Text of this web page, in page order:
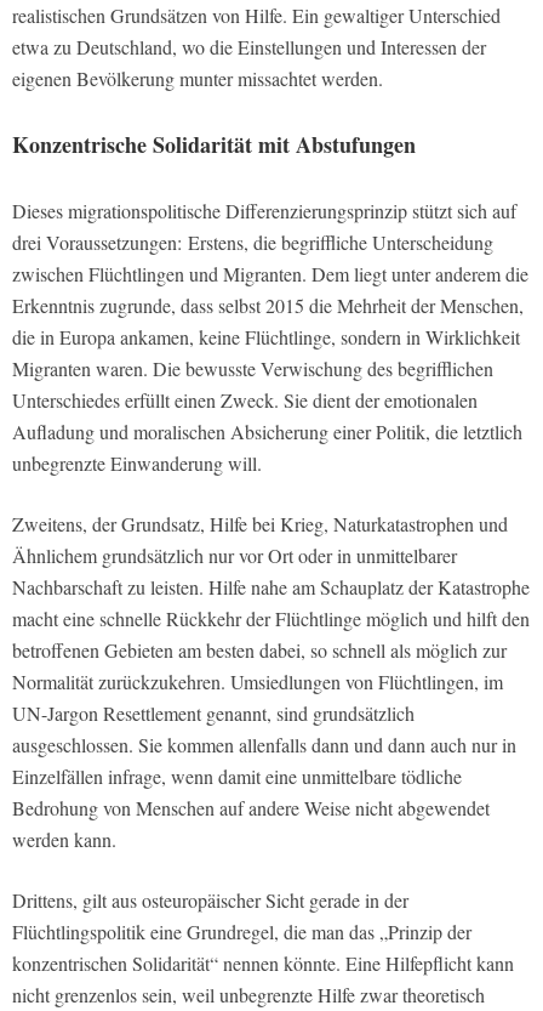
realistischen Grundsätzen von Hilfe. Ein gewaltiger Unterschied
etwa zu Deutschland, wo die Einstellungen und Interessen der
eigenen Bevölkerung munter missachtet werden.
Konzentrische Solidarität mit Abstufungen
Dieses migrationspolitische Differenzierungsprinzip stützt sich auf
drei Voraussetzungen: Erstens, die begriffliche Unterscheidung
zwischen Flüchtlingen und Migranten. Dem liegt unter anderem die
Erkenntnis zugrunde, dass selbst 2015 die Mehrheit der Menschen,
die in Europa ankamen, keine Flüchtlinge, sondern in Wirklichkeit
Migranten waren. Die bewusste Verwischung des begrifflichen
Unterschiedes erfüllt einen Zweck. Sie dient der emotionalen
Aufladung und moralischen Absicherung einer Politik, die letztlich
unbegrenzte Einwanderung will.
Zweitens, der Grundsatz, Hilfe bei Krieg, Naturkatastrophen und
Ähnlichem grundsätzlich nur vor Ort oder in unmittelbarer
Nachbarschaft zu leisten. Hilfe nahe am Schauplatz der Katastrophe
macht eine schnelle Rückkehr der Flüchtlinge möglich und hilft den
betroffenen Gebieten am besten dabei, so schnell als möglich zur
Normalität zurückzukehren. Umsiedlungen von Flüchtlingen, im
UN-Jargon Resettlement genannt, sind grundsätzlich
ausgeschlossen. Sie kommen allenfalls dann und dann auch nur in
Einzelfällen infrage, wenn damit eine unmittelbare tödliche
Bedrohung von Menschen auf andere Weise nicht abgewendet
werden kann.
Drittens, gilt aus osteuropäischer Sicht gerade in der
Flüchtlingspolitik eine Grundregel, die man das „Prinzip der
konzentrischen Solidarität“ nennen könnte. Eine Hilfepflicht kann
nicht grenzenlos sein, weil unbegrenzte Hilfe zwar theoretisch